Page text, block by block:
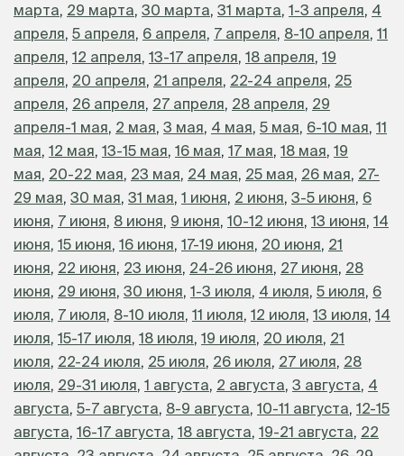
марта, 29 марта, 30 марта, 31 марта, 1-3 апреля, 4
апреля, 5 апреля, 6 апреля, 7 апреля, 8-10 апреля, 11
апреля, 12 апреля, 13-17 апреля, 18 апреля, 19
апреля, 20 апреля, 21 апреля, 22-24 апреля, 25
апреля, 26 апреля, 27 апреля, 28 апреля, 29
апреля-1 мая, 2 мая, 3 мая, 4 мая, 5 мая, 6-10 мая, 11
мая, 12 мая, 13-15 мая, 16 мая, 17 мая, 18 мая, 19
мая, 20-22 мая, 23 мая, 24 мая, 25 мая, 26 мая, 27-
29 мая, 30 мая, 31 мая, 1 июня, 2 июня, 3-5 июня, 6
июня, 7 июня, 8 июня, 9 июня, 10-12 июня, 13 июня, 14
июня, 15 июня, 16 июня, 17-19 июня, 20 июня, 21
июня, 22 июня, 23 июня, 24-26 июня, 27 июня, 28
июня, 29 июня, 30 июня, 1-3 июля, 4 июля, 5 июля, 6
июля, 7 июля, 8-10 июля, 11 июля, 12 июля, 13 июля, 14
июля, 15-17 июля, 18 июля, 19 июля, 20 июля, 21
июля, 22-24 июля, 25 июля, 26 июля, 27 июля, 28
июля, 29-31 июля, 1 августа, 2 августа, 3 августа, 4
августа, 5-7 августа, 8-9 августа, 10-11 августа, 12-15
августа, 16-17 августа, 18 августа, 19-21 августа, 22